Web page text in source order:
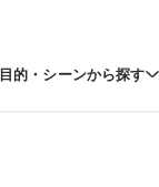
目的・シーンから探す